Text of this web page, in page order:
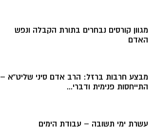
מגוון קורסים נבחרים בתורת הקבלה ונפש
האדם
מבצע חרבות ברזל: הרב אדם סיני שליט”א –
התייחסות פנימית ודברי...
עשרת ימי תשובה – עבודת הימים